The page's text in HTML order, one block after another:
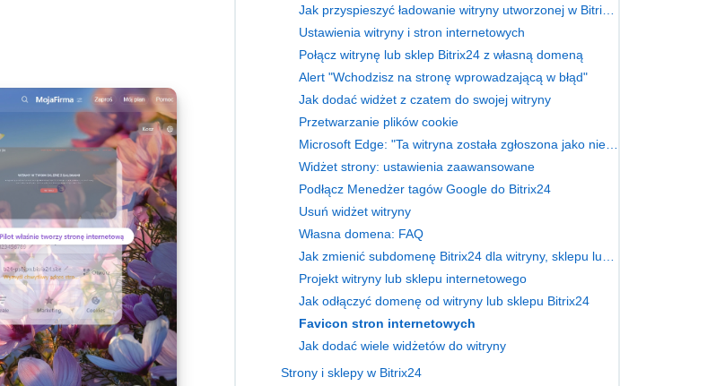
Ustawienia witryny i stron internetowych
Połącz witrynę lub sklep Bitrix24 z własną domeną
Alert "Wchodzisz na stronę wprowadzającą w błąd"
Jak dodać widżet z czatem do swojej witryny
Przetwarzanie plików cookie
Widżet strony: ustawienia zaawansowane
Podłącz Menedżer tagów Google do Bitrix24
Usuń widżet witryny
Własna domena: FAQ
Projekt witryny lub sklepu internetowego
Jak odłączyć domenę od witryny lub sklepu Bitrix24
Favicon stron internetowych
Jak dodać wiele widżetów do witryny
Strony i sklepy w Bitrix24